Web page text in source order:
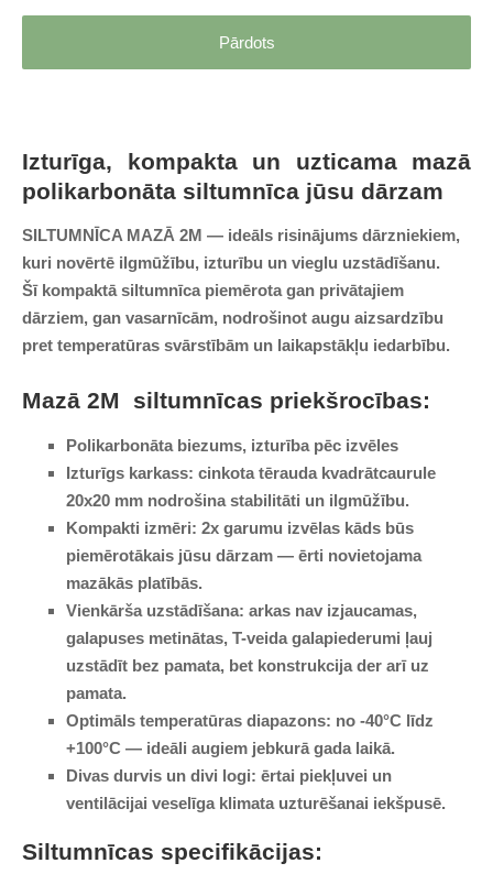
Pārdots
Izturīga, kompakta un uzticama mazā
polikarbonāta siltumnīca jūsu dārzam
SILTUMNĪCA MAZĀ 2M — ideāls risinājums dārzniekiem,
kuri novērtē ilgmūžību, izturību un vieglu uzstādīšanu.
Šī kompaktā siltumnīca piemērota gan privātajiem
dārziem, gan vasarnīcām, nodrošinot augu aizsardzību
pret temperatūras svārstībām un laikapstākļu iedarbību.
Mazā 2M siltumnīcas priekšrocības:
Polikarbonāta biezums, izturība pēc izvēles
Izturīgs karkass: cinkota tērauda kvadrātcaurule
20x20 mm nodrošina stabilitāti un ilgmūžību.
Kompakti izmēri: 2x garumu izvēlas kāds būs
piemērotākais jūsu dārzam — ērti novietojama
mazākās platībās.
Vienkārša uzstādīšana: arkas nav izjaucamas,
galapuses metinātas, T-veida galapiederumi ļauj
uzstādīt bez pamata, bet konstrukcija der arī uz
pamata.
Optimāls temperatūras diapazons: no -40°C līdz
+100°C — ideāli augiem jebkurā gada laikā.
Divas durvis un divi logi: ērtai piekļuvei un
ventilācijai veselīga klimata uzturēšanai iekšpusē.
Siltumnīcas specifikācijas: